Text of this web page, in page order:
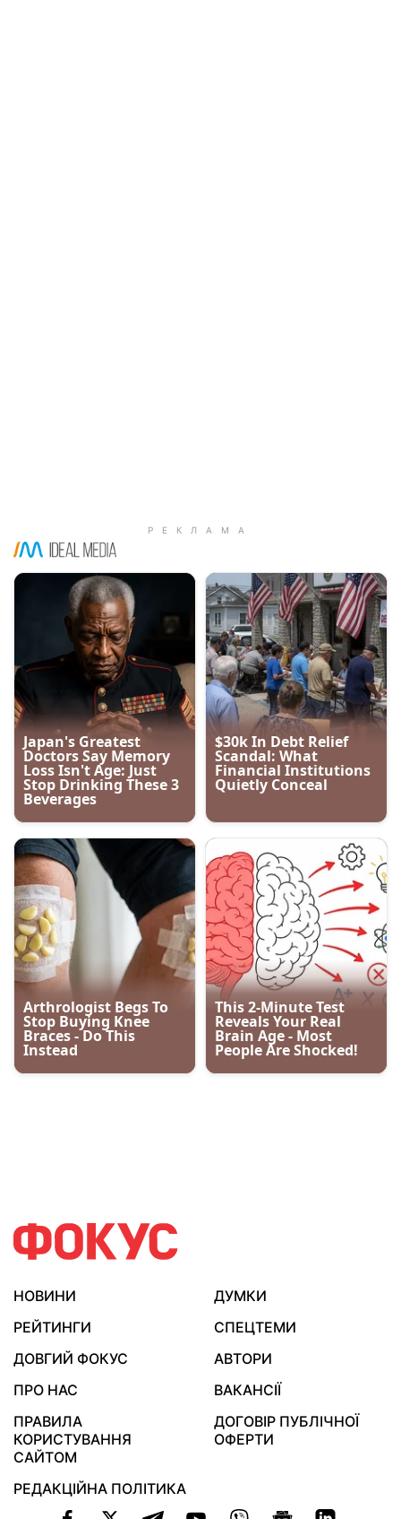
НОВИНИ
ДУМКИ
РЕЙТИНГИ
СПЕЦТЕМИ
ДОВГИЙ ФОКУС
АВТОРИ
ПРО НАС
ВАКАНСІЇ
ПРАВИЛА
КОРИСТУВАННЯ
САЙТОМ
ДОГОВІР ПУБЛІЧНОЇ
ОФЕРТИ
РЕДАКЦІЙНА ПОЛІТИКА